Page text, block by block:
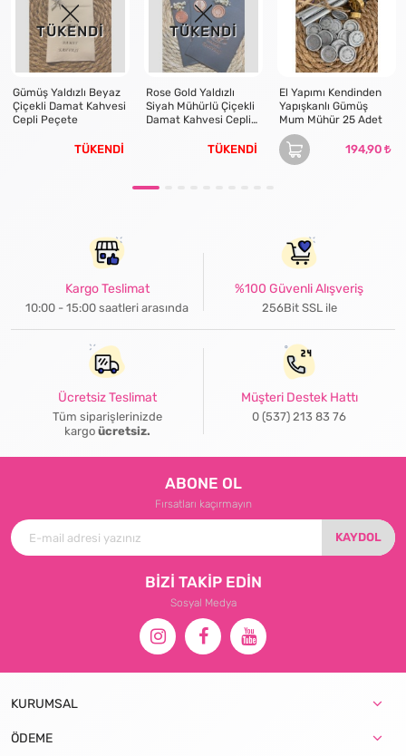
TÜKENDİ
Gümüş Yaldızlı Beyaz
Çiçekli Damat Kahvesi
Cepli Peçete
TÜKENDİ
TÜKENDİ
Rose Gold Yaldızlı
Siyah Mühürlü Çiçekli
Damat Kahvesi Cepli
TÜKENDİ
El Yapımı Kendinden
Yapışkanlı Gümüş
Mum Mühür 25 Adet
194,90
Kargo Teslimat
10:00 - 15:00 saatleri arasında
%100 Güvenli Alışveriş
256Bit SSL ile
Ücretsiz Teslimat
Tüm siparişlerinizde
kargo ücretsiz.
Müşteri Destek Hattı
0 (537) 213 83 76
ABONE OL
Fırsatları kaçırmayın
KAYDOL
BİZİ TAKİP EDİN
Sosyal Medya
KURUMSAL
ÖDEME